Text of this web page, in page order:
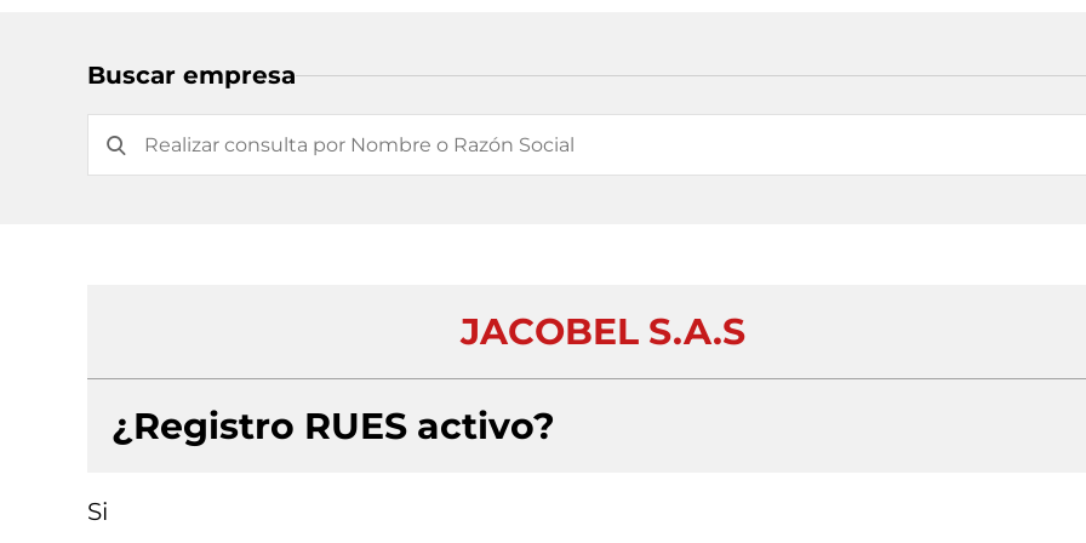
Buscar empresa
JACOBEL S.A.S
¿Registro RUES activo?
Si